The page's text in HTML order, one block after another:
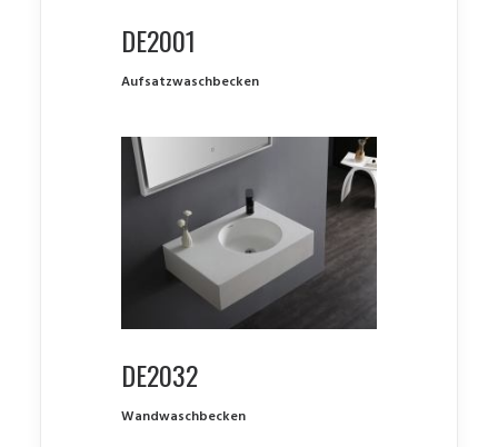
DE2001
Aufsatzwaschbecken
DE2032
Wandwaschbecken